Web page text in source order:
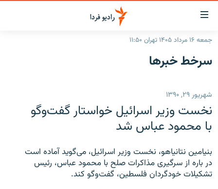
لینک‌های
قابلیت
دسترسی
بازگشت
اصلی
رفتن
صفحه
ایران
رادیو
انتخاب کنید و بشنوید
فرکانس‌ها
پادکست
گزارش‌های تصویری
گزارش‌های ویدئویی
زنان فردا
English
جمعه ۱۶ مرداد ۱۴۰۵ تهران ۱۱:۵۰
سرخط‌ خبرها
شهریور ۲۹, ۱۳۹۰
نخست وزیر اسرائیل خواستار گفت‌وگو
با محمود عباس شد
بنیامین نتانیاهو، نخست وزیر اسرائیل، می‌گوید آماده است
در باره از سرگیری مذاکرات صلح با محمود عباس، رئیس
تشکیلات خودگردان فلسطین، گفت‌وگو کند.